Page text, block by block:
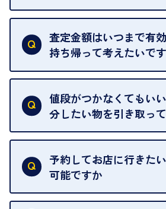
はい。全店舗一律です。
ただし、中古市場は日々変動す
によって査定額が変わることは
査定金額はいつまで有効
持ち帰って考えたいです
査定額は当日限り有効です。
中古市場が日々変動するため、
わることがございます。
値段がつかなくてもい
分したい物を引き取っ
再販不可能な物は、場合によ
がございます。ご了承ください
予約してお店に行きた
可能ですか
申し訳ありませんが、現在は